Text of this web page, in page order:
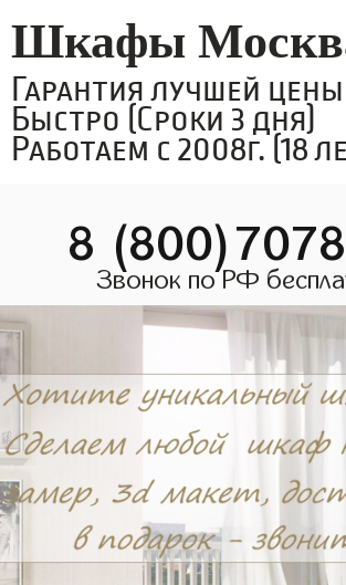
Шкафы
Гарантия лучшей цены
Быстро (Сроки 3 дня)
Работаем с 2008г. (18
8
Звонок по РФ